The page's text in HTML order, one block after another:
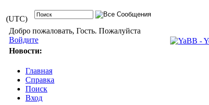
(UTC)
Добро пожаловать, Гость. Пожалуйста
Войдите
Новости:
Главная
Справка
Поиск
Вход